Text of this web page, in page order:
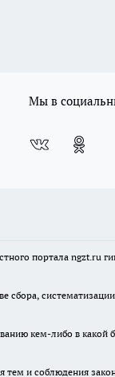
Мы в
портала ngzt.ru
кем-либо в
и соблюдения